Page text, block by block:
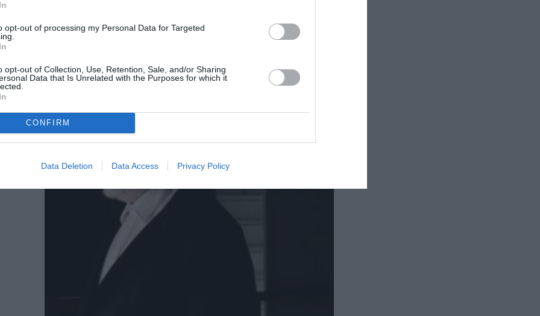
opt-out of processing my Personal Data for Targeted
opt-out of Collection, Use, Retention, Sale, and/or Sharing
Data that Is Unrelated with the Purposes for which it
CONFIRM
Data Deletion Data Access Privacy Policy
Κωνσταντίνου Ρήγου στην Εθνική Λυρική
Το Μπαλέτο της Εθνικής Λυρικής Σκηνής παρουσιάζει τη
νέα παραγωγή χορού "Η χρυσή εποχή",...